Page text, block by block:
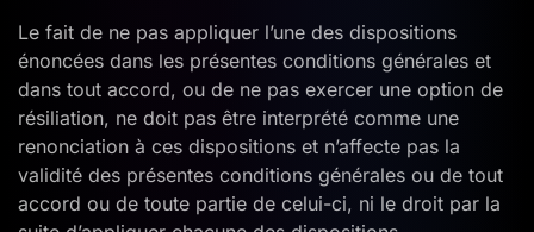
Le fait de ne pas appliquer l’une des dispositions
énoncées dans les présentes conditions générales et
dans tout accord, ou de ne pas exercer une option de
résiliation, ne doit pas être interprété comme une
renonciation à ces dispositions et n’affecte pas la
validité des présentes conditions générales ou de tout
accord ou de toute partie de celui-ci, ni le droit par la